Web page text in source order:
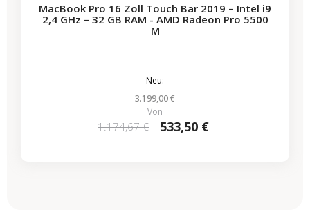
MacBook Pro 16 Zoll Touch Bar 2019 – Intel i9
2,4 GHz – 32 GB RAM - AMD Radeon Pro 5500
M
Neu:
3.199,00 €
Von
1.174,67 € 533,50 €